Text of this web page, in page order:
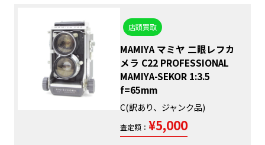
店頭買取
MAMIYA マミヤ 二眼レフカ
メラ C22 PROFESSIONAL
MAMIYA-SEKOR 1:3.5
f=65mm
C(訳あり、ジャンク品)
査定額： ¥5,000